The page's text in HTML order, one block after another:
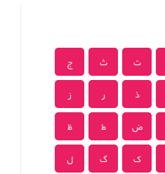
ت ث
ج
ذ ر
ز
ض ط
ظ
ک گ
ل